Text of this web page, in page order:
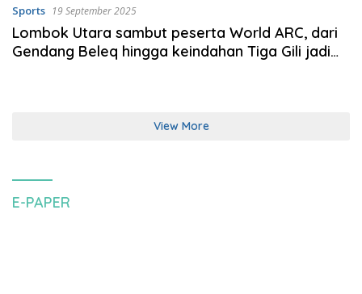
Sports 19 September 2025
Lombok Utara sambut peserta World ARC, dari
Gendang Beleq hingga keindahan Tiga Gili jadi
View More
E-PAPER